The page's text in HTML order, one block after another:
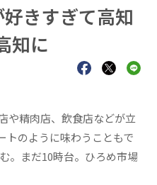
レース
きすぎて高知
知に
や精肉店、飲食店などが立
トのように味わうこともで
。まだ10時台。ひろめ市場